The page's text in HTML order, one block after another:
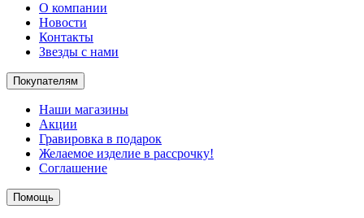
О компании
Новости
Контакты
Звезды с нами
Покупателям
Наши магазины
Акции
Гравировка в подарок
Желаемое изделие в рассрочку!
Соглашение
Помощь